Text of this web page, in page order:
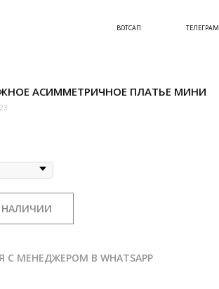
ВОТСАП ТЕЛЕГРАМ
АСИММЕТРИЧНОЕ ПЛАТЬЕ МИНИ
НАЛИЧИИ
С МЕНЕДЖЕРОМ В WHATSAPP